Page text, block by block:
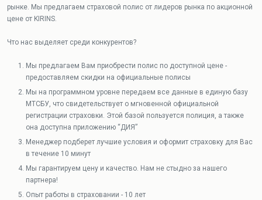
рынке. Мы предлагаем страховой полис от лидеров рынка по акционной
цене от KIRINS.
Что нас выделяет среди конкурентов?
Мы предлагаем Вам приобрести полис по доступной цене -
предоставляем скидки на официальные полисы
Мы на программном уровне передаем все данные в единую базу
МТСБУ, что свидетельствует о мгновенной официальной
регистрации страховки. Этой базой пользуется полиция, а также
она доступна приложению “ДИЯ”
Менеджер подберет лучшие условия и оформит страховку для Вас
в течение 10 минут
Мы гарантируем цену и качество. Нам не стыдно за нашего
партнера!
Опыт работы в страховании - 10 лет